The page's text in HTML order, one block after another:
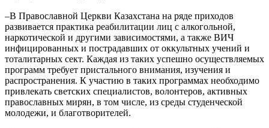
–В Православной Церкви Казахстана на ряде приходов
развивается практика реабилитации лиц с алкогольной,
наркотической и другими зависимостями, а также ВИЧ
инфицированных и пострадавших от оккультных учений и
тоталитарных сект. Каждая из таких успешно осуществляемых
программ требует пристального внимания, изучения и
распространения. К участию в таких программах необходимо
привлекать светских специалистов, волонтеров, активных
православных мирян, в том числе, из среды студенческой
молодежи, и благотворителей.